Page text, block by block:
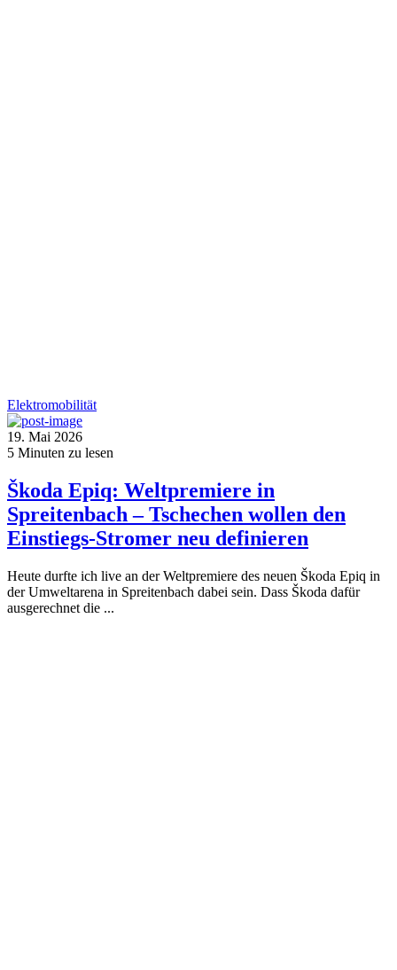
Elektromobilität
19. Mai 2026
5 Minuten zu lesen
Škoda Epiq: Weltpremiere in
Spreitenbach – Tschechen wollen den
Einstiegs-Stromer neu definieren
Heute durfte ich live an der Weltpremiere des neuen Škoda Epiq in
der Umweltarena in Spreitenbach dabei sein. Dass Škoda dafür
ausgerechnet die ...